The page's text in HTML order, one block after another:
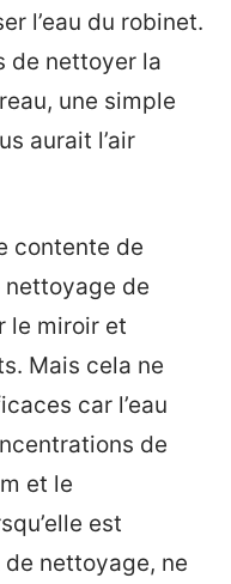
l’eau du robinet.
de nettoyer la
une simple
aurait l’air
contente de
de
le miroir et
Mais cela ne
car l’eau
de
et le
est
nettoyage, ne